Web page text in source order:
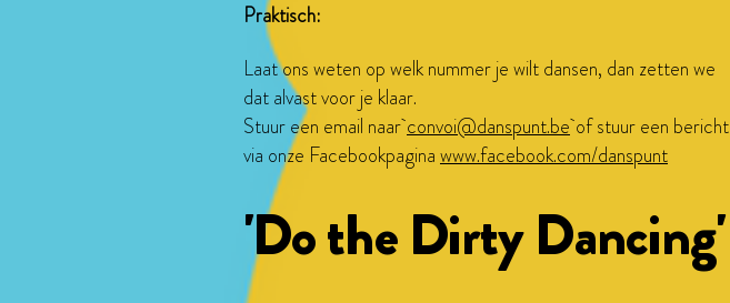
Praktisch:
Laat ons weten op welk nummer je wilt dansen, dan zetten we
dat alvast voor je klaar.
Stuur een email naarconvoi@danspunt.beof stuur een bericht
via onze Facebookpaginawww.facebook.com/danspunt
'Do the Dirty Dancing'